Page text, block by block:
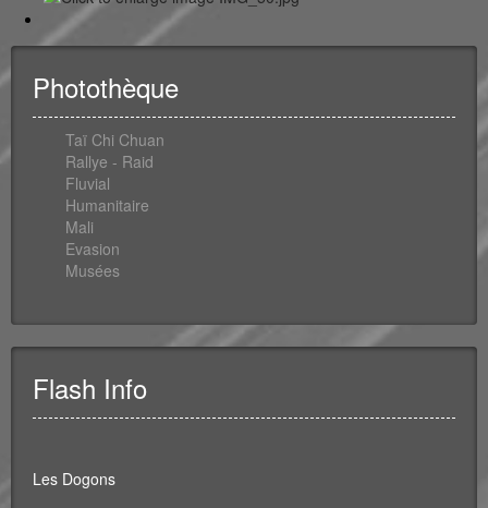
Photothèque
Taï Chi Chuan
Rallye - Raid
Fluvial
Humanitaire
Mali
Evasion
Musées
Flash Info
Les Dogons